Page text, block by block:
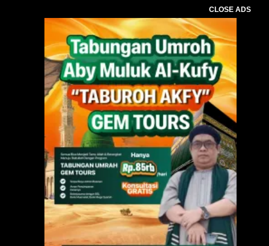
CLOSE ADS